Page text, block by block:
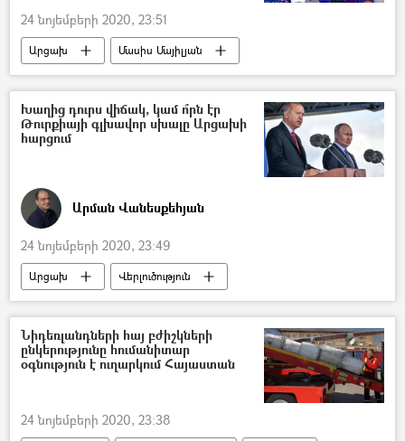
24 նոյեմբերի 2020, 23:51
Արցախ
Մասիս Մայիլյան
Կարմիր խաչ
գերի
անհետ կորած
Դիակ
Խաղից դուրս վիճակ, կամ ո՞րն էր
Թուրքիայի գլխավոր սխալը Արցախի
հարցում
Արման Վանեսքեհյան
24 նոյեմբերի 2020, 23:49
Արցախ
Վերլուծություն
Հայաստան
Թուրքիա Ադրբեջան
Նիդեռլանդների հայ բժիշկների
ընկերությունը հումանիտար
օգնություն է ուղարկում Հայաստան
24 նոյեմբերի 2020, 23:38